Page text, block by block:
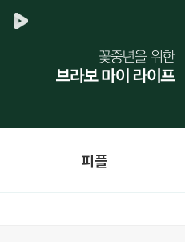
피플